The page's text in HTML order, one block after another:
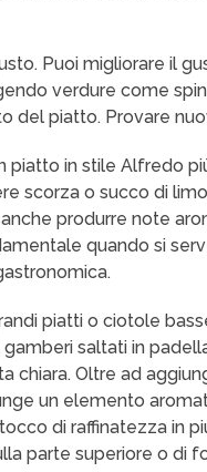
Puoi migliorare il
verdure come
del piatto. Provare
piatto in stile Alfredo
scorza o succo di
produrre note
quando si
piatti o ciotole
saltati in
chiara. Oltre ad
un elemento
di raffinatezza in
parte superiore o di